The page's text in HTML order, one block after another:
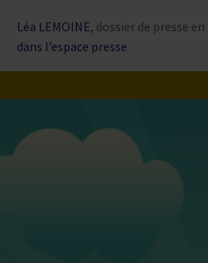
Léa LEMOINE, dossier de presse en
dans l’espace presse